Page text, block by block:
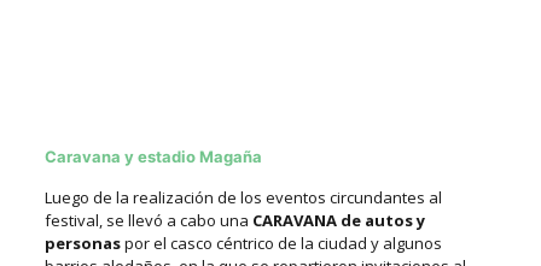
Caravana y estadio Magaña
Luego de la realización de los eventos circundantes al
festival, se llevó a cabo una CARAVANA de autos y
personaspor el casco céntrico de la ciudad y algunos